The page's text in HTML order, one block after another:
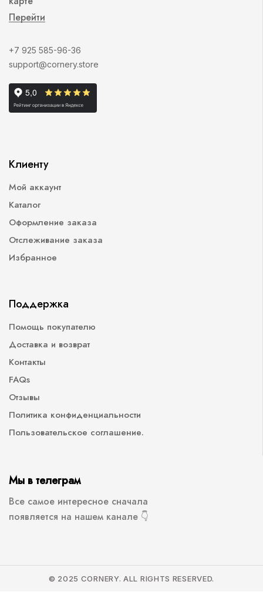
Перейти
+7 925 585-96-36
support@cornery.store
Клиенту
Мой аккаунт
Каталог
Оформление заказа
Отслеживание заказа
Избранное
Поддержка
Помощь покупателю
Доставка и возврат
Контакты
FAQs
Отзывы
Политика конфиденциальности
Пользовательское соглашение.
Мы в телеграм
Все самое интересное сначала
появляется на нашем канале 👇
© 2025 CORNERY. ALL RIGHTS RESERVED.